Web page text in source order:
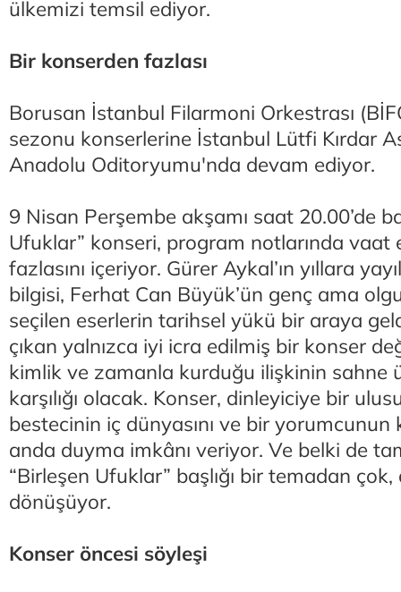
ülkemizi temsil ediyor.
Bir konserden fazlası
Borusan İstanbul Filarmoni Orkestrası
sezonu konserlerine İstanbul Lütfi Kırdar
Anadolu Oditoryumu'nda devam ediyor.
9 Nisan Perşembe akşamı saat 20.00’de
Ufuklar” konseri, program notlarında vaat
fazlasını içeriyor. Gürer Aykal’ın yıllara
bilgisi, Ferhat Can Büyük’ün genç ama
seçilen eserlerin tarihsel yükü bir araya
çıkan yalnızca iyi icra edilmiş bir konser
kimlik ve zamanla kurduğu ilişkinin sahne
karşılığı olacak. Konser, dinleyiciye bir
bestecinin iç dünyasını ve bir yorumcunun
anda duyma imkânı veriyor. Ve belki de
“Birleşen Ufuklar” başlığı bir temadan
dönüşüyor.
Konser öncesi söyleşi